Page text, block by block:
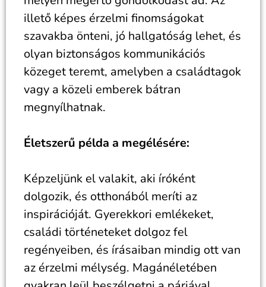
illető képes érzelmi finomságokat
szavakba önteni, jó hallgatóság lehet, és
olyan biztonságos kommunikációs
közeget teremt, amelyben a családtagok
vagy a közeli emberek bátran
megnyílhatnak.
Életszerű példa a megélésére:
Képzeljünk el valakit, aki íróként
dolgozik, és otthonából meríti az
inspirációját. Gyerekkori emlékeket,
családi történeteket dolgoz fel
regényeiben, és írásaiban mindig ott van
az érzelmi mélység. Magánéletében